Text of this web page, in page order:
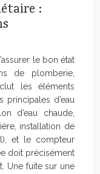
:
le bon état
de plomberie,
les éléments
principales d’eau
d’eau chaude,
installation de
et le compteur
doit précisément
Une fuite sur une